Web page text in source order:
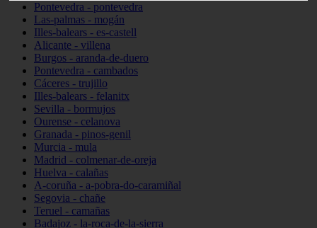
Pontevedra - pontevedra
Las-palmas - mogán
Illes-balears - es-castell
Alicante - villena
Burgos - aranda-de-duero
Pontevedra - cambados
Cáceres - trujillo
Illes-balears - felanitx
Sevilla - bormujos
Ourense - celanova
Granada - pinos-genil
Murcia - mula
Madrid - colmenar-de-oreja
Huelva - calañas
A-coruña - a-pobra-do-caramiñal
Segovia - chañe
Teruel - camañas
Badajoz - la-roca-de-la-sierra